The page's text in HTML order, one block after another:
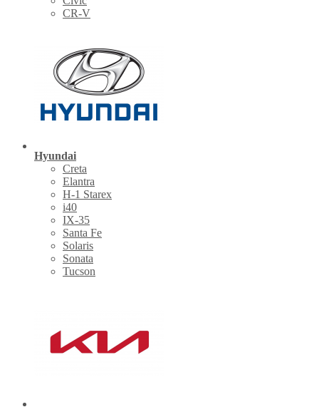
CR-V
Hyundai
Creta
Elantra
H-1 Starex
i40
IX-35
Santa Fe
Solaris
Sonata
Tucson